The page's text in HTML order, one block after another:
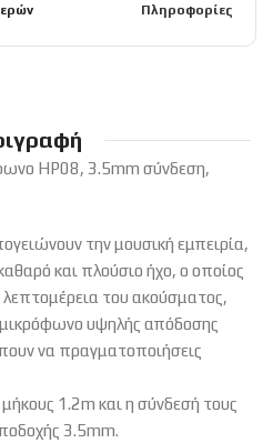
Πληροφορίες
HP08, 3.5mm σύνδεση,
την μουσική εμπειρία,
και πλούσιο ήχο, ο οποίος
λεπτομέρεια του ακούσματος,
υψηλής απόδοσης
να πραγματοποιήσεις
1.2m και η σύνδεσή τους
3.5mm.